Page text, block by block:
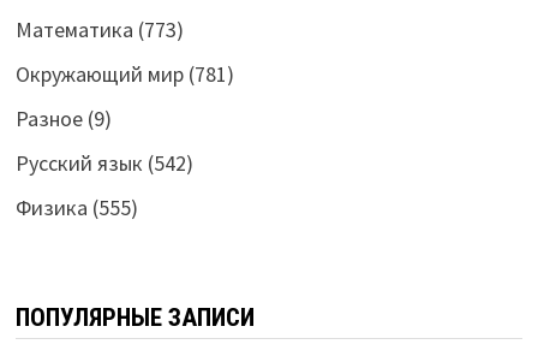
Математика (773)
Окружающий мир(781)
Разное(9)
Русский язык (542)
Физика (555)
ПОПУЛЯРНЫЕ ЗАПИСИ